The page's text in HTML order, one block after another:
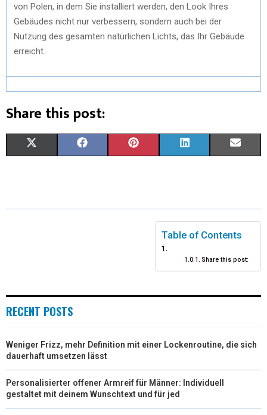
von Polen, in dem Sie installiert werden, den Look Ihres
Gebäudes nicht nur verbessern, sondern auch bei der
Nutzung des gesamten natürlichen Lichts, das Ihr Gebäude
erreicht.
Share this post:
W
E
R
E
K
T
S
K
E
I
N
I
Table of Contents
Share this post:
RECENT POSTS
Weniger Frizz, mehr Definition mit einer Lockenroutine, die sich
dauerhaft umsetzen lässt
Personalisierter offener Armreif für Männer: Individuell
gestaltet mit deinem Wunschtext und für jed